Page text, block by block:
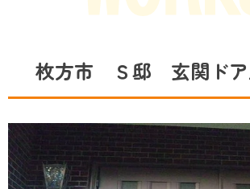
枚方市 Ｓ邸 玄関ドア